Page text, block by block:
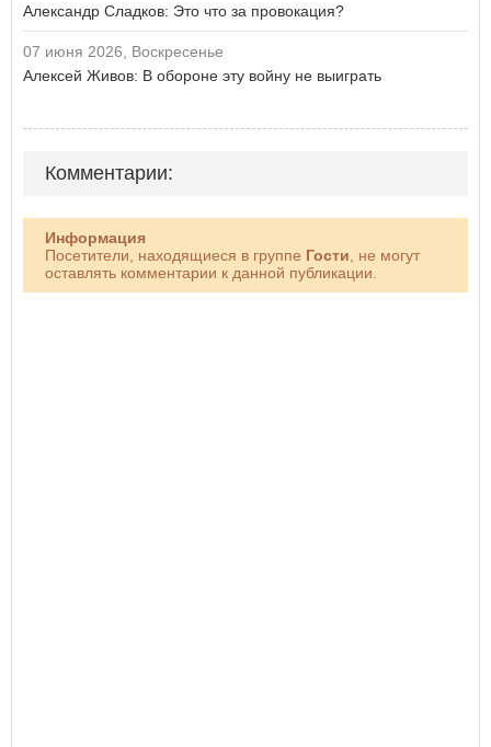
Александр Сладков: Это что за провокация?
07 июня 2026, Воскресенье
Алексей Живов: В обороне эту войну не выиграть
Комментарии:
Информация
Посетители, находящиеся в группе Гости , не могут
оставлять комментарии к данной публикации.